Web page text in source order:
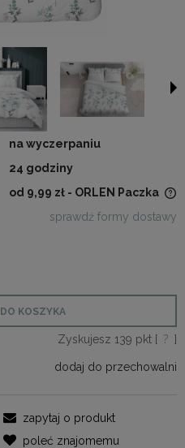
na wyczerpaniu
24 godziny
od 9,99 zł - ORLEN Paczka
sprawdź formy dostawy
DO KOSZYKA
Zyskujesz 139 pkt [ ? ]
dodaj do przechowalni
zapytaj o produkt
poleć znajomemu